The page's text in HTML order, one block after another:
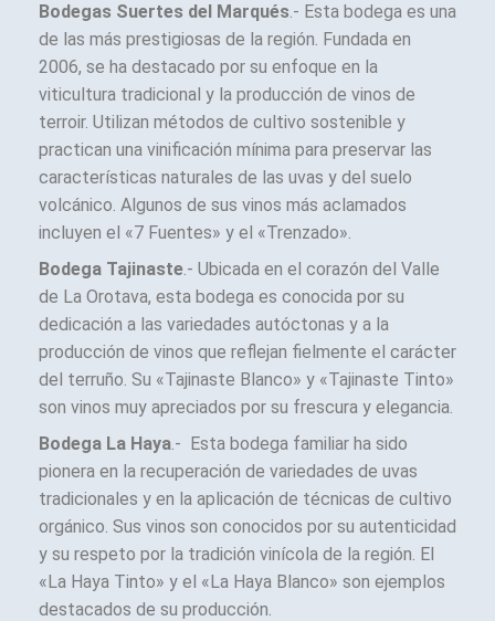
Bodegas Suertes del Marqués.- Esta bodega es una
de las más prestigiosas de la región. Fundada en
2006, se ha destacado por su enfoque en la
viticultura tradicional y la producción de vinos de
terroir. Utilizan métodos de cultivo sostenible y
practican una vinificación mínima para preservar las
características naturales de las uvas y del suelo
volcánico. Algunos de sus vinos más aclamados
incluyen el «7 Fuentes» y el «Trenzado».
Bodega Tajinaste.- Ubicada en el corazón del Valle
de La Orotava, esta bodega es conocida por su
dedicación a las variedades autóctonas y a la
producción de vinos que reflejan fielmente el carácter
del terruño. Su «Tajinaste Blanco» y «Tajinaste Tinto»
son vinos muy apreciados por su frescura y elegancia.
Bodega La Haya.- Esta bodega familiar ha sido
pionera en la recuperación de variedades de uvas
tradicionales y en la aplicación de técnicas de cultivo
orgánico. Sus vinos son conocidos por su autenticidad
y su respeto por la tradición vinícola de la región. El
«La Haya Tinto» y el «La Haya Blanco» son ejemplos
destacados de su producción.